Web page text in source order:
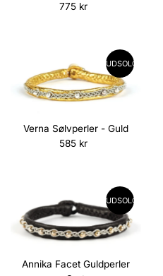
Normalpris
775 kr
UDSOLGT
Verna Sølvperler - Guld
Normalpris
585 kr
UDSOLGT
Annika Facet Guldperler